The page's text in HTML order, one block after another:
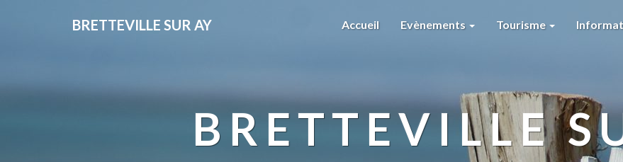
BRETTEVILLE SUR AY Accueil Evènements Tourisme
BRETTEVILLE